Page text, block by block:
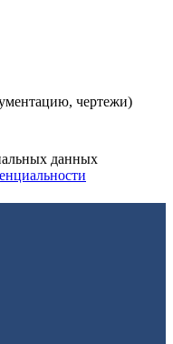
чертежи)
данных